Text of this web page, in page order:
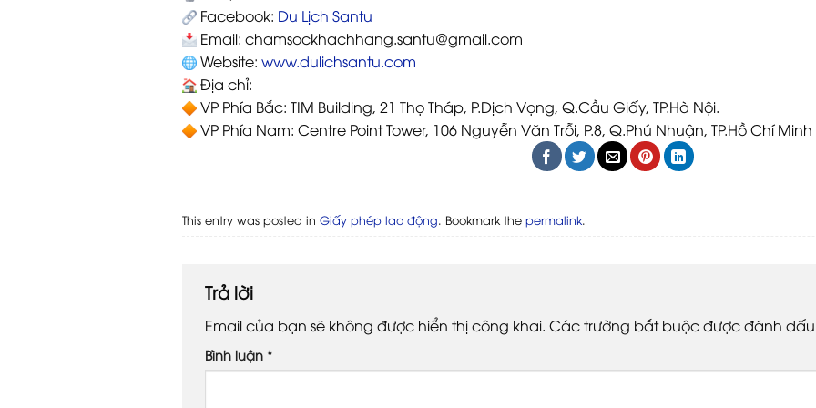
Facebook: Du Lịch Santu
Email: chamsockhachhang.santu@gmail.com
Website: www.dulichsantu.com
Địa chỉ:
VP Phía Bắc: TIM Building, 21 Thọ Tháp, P.Dịch Vọng, Q.Cầu Giấy, TP.Hà Nội.
VP Phía Nam: Centre Point Tower, 106 Nguyễn Văn Trỗi, P.8, Q.Phú Nhuận, TP.Hồ Chí Minh
This entry was posted in Giấy phép lao động. Bookmark the permalink.
Trả lời
Email của bạn sẽ không được hiển thị công khai. Các trường bắt buộc được đánh
Bình luận *